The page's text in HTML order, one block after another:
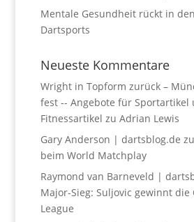
Mentale Gesundheit rückt in
Dartsports
Neueste Kommentare
Wright in Topform zurück –
fest -- Angebote für Sportartikel
Fitnessartikel zu Adrian Lewis
Gary Anderson | dartsblog.de zu
beim World Matchplay
Raymond van Barneveld |
Major-Sieg: Suljovic gewinnt die
League